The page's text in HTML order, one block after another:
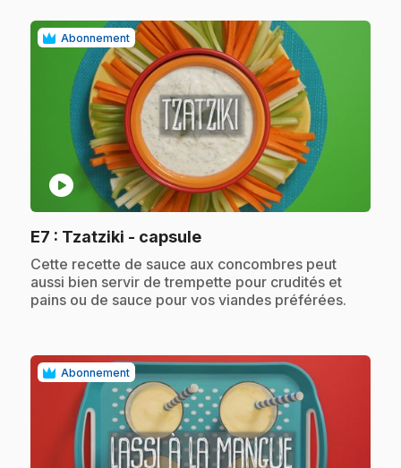
Abonnement
play_circle
E7 : Tzatziki - capsule.
.Cette recette de sauce aux concombres peut
aussi bien servir de trempette pour crudités et
pains ou de sauce pour vos viandes préférées.
Abonnement